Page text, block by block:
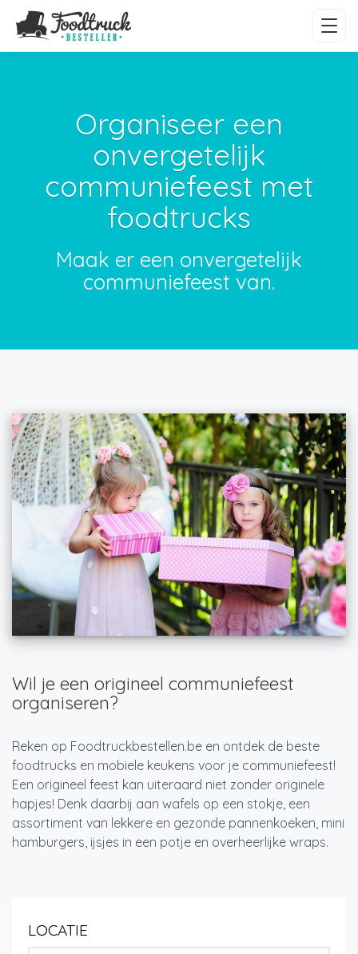
Organiseer een
onvergetelijk
communiefeest met
foodtrucks
Maak er een onvergetelijk
communiefeest van.
Wil je een origineel communiefeest
organiseren?
Reken op Foodtruckbestellen.be en ontdek de beste
foodtrucks en mobiele keukens voor je communiefeest!
Een origineel feest kan uiteraard niet zonder originele
hapjes! Denk daarbij aan wafels op een stokje, een
assortiment van lekkere en gezonde pannenkoeken, mini
hamburgers, ijsjes in een potje en overheerlijke wraps.
LOCATIE